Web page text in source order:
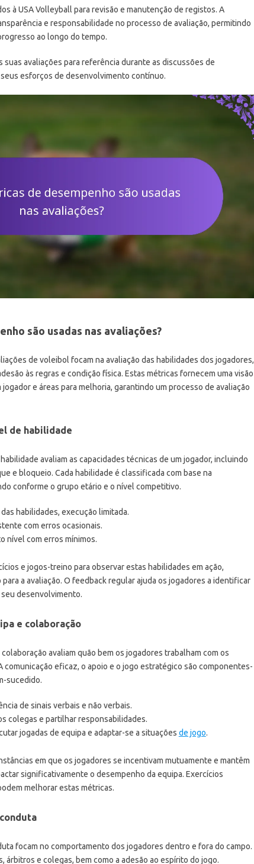
à USA Volleyball para revisão e manutenção de registos. A
e responsabilidade no processo de avaliação, permitindo
ao longo do tempo.
suas avaliações para referência durante as discussões de
esforços de desenvolvimento contínuo.
são usadas nas avaliações?
de voleibol focam na avaliação das habilidades dos jogadores,
às regras e condição física. Estas métricas fornecem uma visão
e áreas para melhoria, garantindo um processo de avaliação
de habilidade
avaliam as capacidades técnicas de um jogador, incluindo
e bloqueio. Cada habilidade é classificada com base na
conforme o grupo etário e o nível competitivo.
habilidades, execução limitada.
com erros ocasionais.
nível com erros mínimos.
e jogos-treino para observar estas habilidades em ação,
a avaliação. O feedback regular ajuda os jogadores a identificar
desenvolvimento.
e colaboração
avaliam quão bem os jogadores trabalham com os
comunicação eficaz, o apoio e o jogo estratégico são componentes-
sucedido.
de sinais verbais e não verbais.
colegas e partilhar responsabilidades.
jogadas de equipa e adaptar-se a situações de jogo.
em que os jogadores se incentivam mutuamente e mantêm
significativamente o desempenho da equipa. Exercícios
melhorar estas métricas.
focam no comportamento dos jogadores dentro e fora do campo.
árbitros e colegas, bem como a adesão ao espírito do jogo.